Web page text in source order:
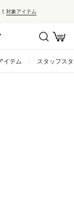
対象アイテム
イテム スタッフス